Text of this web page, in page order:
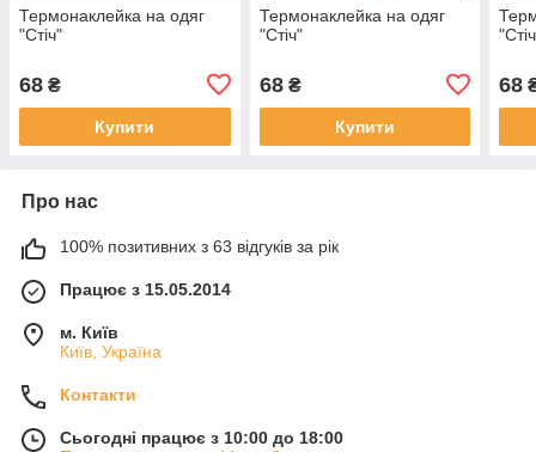
Термонаклейка на одяг
"Стіч"
68 ₴
Купити
Термонаклейка на одяг
"Стіч"
68₴
Купити
68
Про нас
100% позитивних з 63 відгуків за рік
Працює з 15.05.2014
м. Київ
Київ, Україна
Контакти
Сьогодні працює з 10:00 до 18:00